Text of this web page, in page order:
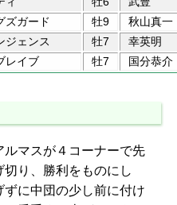
ズガード 牡9
秋山真一
ジェンス 牡7
幸英明
レイブ 牡7 国分恭介
マスが４コーナーで先
り、勝利をものにし
に中団の少し前に付け